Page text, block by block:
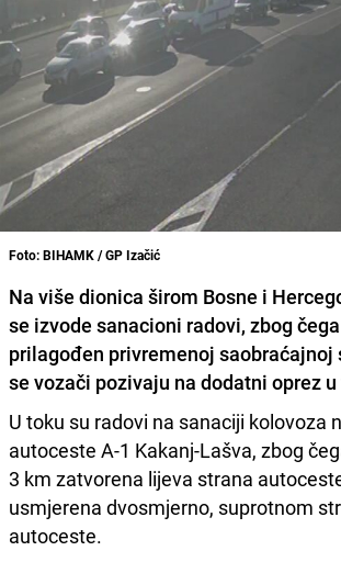
Foto: BIHAMK / GP Izačić
Na više dionica širom Bosne i
se izvode sanacioni radovi, zbog
prilagođen privremenoj saobraćajnoj
se vozači pozivaju na dodatni oprez
U toku su radovi na sanaciji kolovoza
autoceste A-1 Kakanj-Lašva, zbog
3 km zatvorena lijeva strana
usmjerena dvosmjerno, suprotnom
autoceste.